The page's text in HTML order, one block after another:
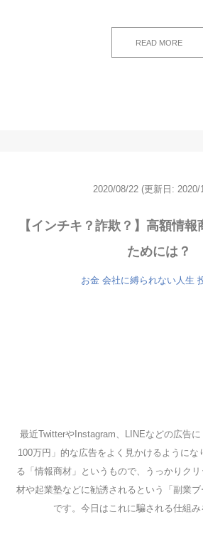
READ MORE
2020/08/22 (更新日: 2020/
【インチキ？詐欺？】高額情
ためには？
お金 会社に縛られない人生
最近TwitterやInstagram、LINEなどの広告
100万円」的な広告をよく見かけるようにな
る「情報商材」というもので、うっかりク
材や起業塾などに勧誘されるという「副業
です。今日はこれに騙される仕組み